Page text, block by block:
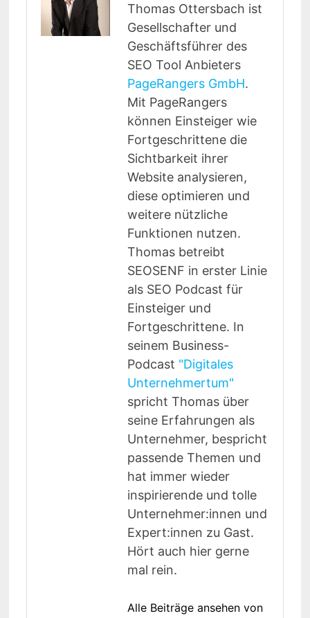
Thomas Ottersbach ist
Gesellschafter und
Geschäftsführer des
SEO Tool Anbieters
PageRangers GmbH.
Mit PageRangers
können Einsteiger wie
Fortgeschrittene die
Sichtbarkeit ihrer
Website analysieren,
diese optimieren und
weitere nützliche
Funktionen nutzen.
Thomas betreibt
SEOSENF in erster Linie
als SEO Podcast für
Einsteiger und
Fortgeschrittene. In
seinem Business-
Podcast "Digitales
Unternehmertum"
spricht Thomas über
seine Erfahrungen als
Unternehmer, bespricht
passende Themen und
hat immer wieder
inspirierende und tolle
Unternehmer:innen und
Expert:innen zu Gast.
Hört auch hier gerne
mal rein.
Alle Beiträge ansehen von